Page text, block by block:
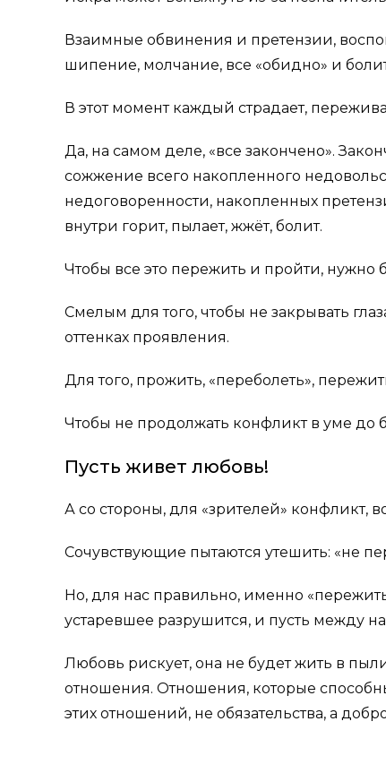
Взаимные обвинения и претензии,
шипение, молчание, все «обидно» и
В этот момент каждый страдает,
Да, на самом деле, «все закончено».
сожжение всего накопленного
недоговоренности, накопленных
внутри горит, пылает, жжёт, болит.
Чтобы все это пережить и пройти, нужно
Смелым для того, чтобы не закрывать
оттенках проявления.
Для того, прожить, «переболеть»,
Чтобы не продолжать конфликт в уме до
Пусть живет любовь!
А со стороны, для «зрителей» конфликт,
Сочувствующие пытаются утешить: «не
Но, для нас правильно, именно
устаревшее разрушится, и пусть между
Любовь рискует, она не будет жить в
отношения. Отношения, которые
этих отношений, не обязательства, а